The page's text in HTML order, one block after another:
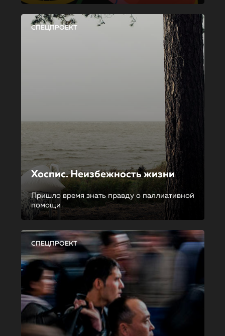
СПЕЦПРОЕКТ
Хоспис. Неизбежность жизни
Пришло время знать правду о паллиативной
помощи
СПЕЦПРОЕКТ